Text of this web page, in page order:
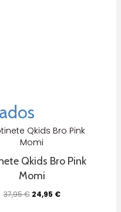
Qkids Bro Pink
Momi
37,95€ O
24,95 €O